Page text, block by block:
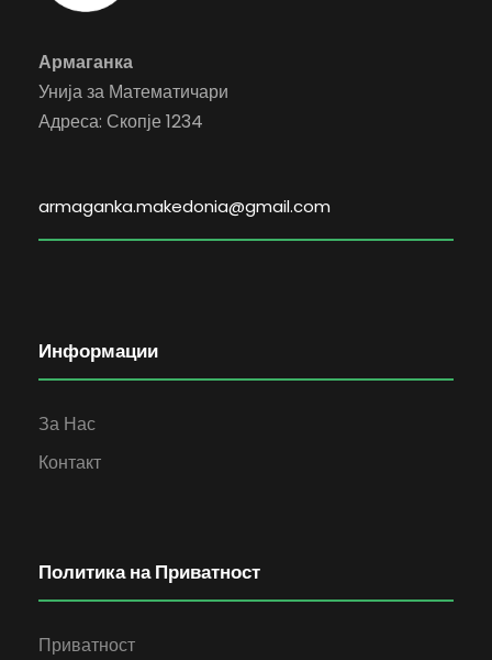
Армаганка
Унија за Математичари
Адреса: Скопје 1234
armaganka.makedonia@gmail.com
Информации
За Нас
Контакт
Политика на Приватност
Приватност